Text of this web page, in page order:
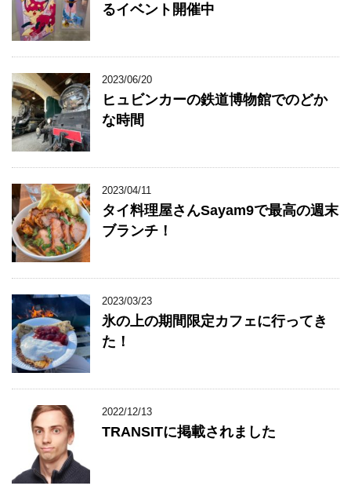
るイベント開催中
2023/06/20
ヒュビンカーの鉄道博物館でのどか
な時間
2023/04/11
タイ料理屋さんSayam9で最高の週末
ブランチ！
2023/03/23
氷の上の期間限定カフェに行ってき
た！
2022/12/13
TRANSITに掲載されました